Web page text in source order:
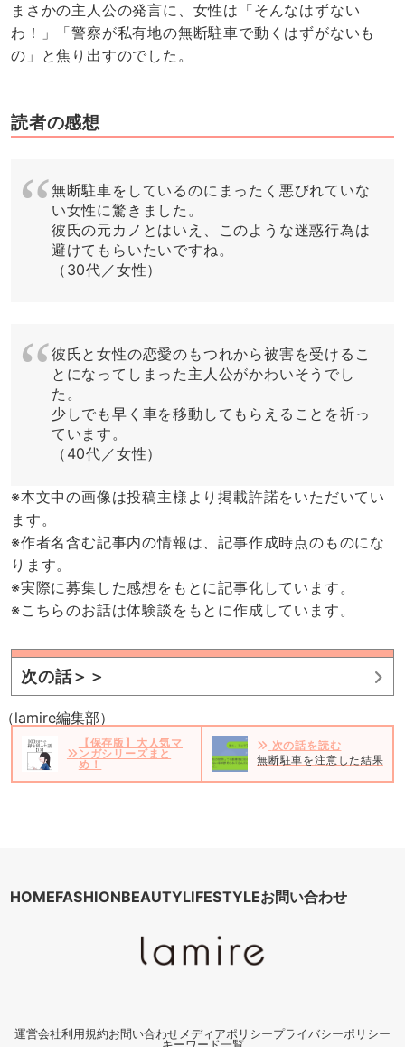
まさかの主人公の発言に、女性は「そんなはずない
わ！」「警察が私有地の無断駐車で動くはずがないも
の」と焦り出すのでした。
読者の感想
無断駐車をしているのにまったく悪びれていな
い女性に驚きました。
彼氏の元カノとはいえ、このような迷惑行為は
避けてもらいたいですね。
（30代／女性）
彼氏と女性の恋愛のもつれから被害を受けるこ
とになってしまった主人公がかわいそうでし
た。
少しでも早く車を移動してもらえることを祈っ
ています。
（40代／女性）
※本文中の画像は投稿主様より掲載許諾をいただいてい
ます。
※作者名含む記事内の情報は、記事作成時点のものにな
ります。
※実際に募集した感想をもとに記事化しています。
※こちらのお話は体験談をもとに作成しています。
次の話＞＞
（lamire編集部）
【保存版】大人気マ
ンガシリーズまと
め！
次の話を読む
無断駐車を注意した結果＃1
HOMEFASHIONBEAUTYLIFESTYLEお問い合わせ
運営会社利用規約お問い合わせ メディアポリシープライバシーポリシー